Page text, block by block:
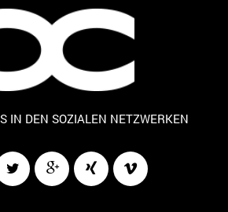
IN DEN SOZIALEN NETZWERKEN